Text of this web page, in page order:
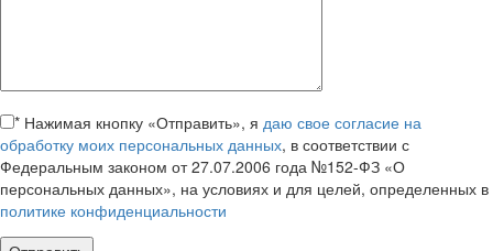
* Нажимая кнопку «Отправить», я даю свое согласие на
обработку моих персональных данных, в соответствии с
Федеральным законом от 27.07.2006 года №152-ФЗ «О
персональных данных», на условиях и для целей, определенных в
политике конфиденциальности